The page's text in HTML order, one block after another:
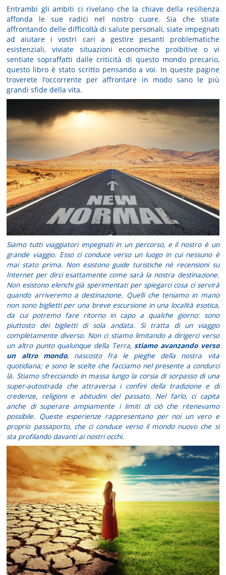
Entrambi gli ambiti ci rivelano che la chiave della resilienza
affonda le sue radici nel nostro cuore. Sia che stiate
affrontando delle difficoltà di salute personali, siate impegnati
ad aiutare i vostri cari a gestire pesanti problematiche
esistenziali, viviate situazioni economiche proibitive o vi
sentiate sopraffatti dalle criticità di questo mondo precario,
questo libro è stato scritto pensando a voi. In queste pagine
troverete l’occorrente per affrontare in modo sano le più
grandi sfide della vita.
Siamo tutti viaggiatori impegnati in un percorso, e il nostro è un
grande viaggio. Esso ci conduce verso un luogo in cui nessuno è
mai stato prima. Non esistono guide turistiche né recensioni su
Internet per dirci esattamente come sarà la nostra destinazione.
Non esistono elenchi già sperimentati per spiegarci cosa ci servirà
quando arriveremo a destinazione. Quelli che teniamo in mano
non sono biglietti per una breve escursione in una località esotica,
da cui potremo fare ritorno in capo a qualche giorno: sono
piuttosto dei biglietti di sola andata. Si tratta di un viaggio
completamente diverso. Non ci stiamo limitando a dirigerci verso
un altro punto qualunque della Terra,stiamo avanzando verso
un altro mondo, nascosto fra le pieghe della nostra vita
quotidiana; e sono le scelte che facciamo nel presente a condurci
là. Stiamo sfrecciando in massa lungo la corsia di sorpasso di una
super-autostrada che attraversa i confini della tradizione e di
credenze, religioni e abitudini del passato. Nel farlo, ci capita
anche di superare ampiamente i limiti di ciò che ritenevamo
possibile. Queste esperienze rappresentano per noi un vero e
proprio passaporto, che ci conduce verso il mondo nuovo che si
sta profilando davanti ai nostri occhi.